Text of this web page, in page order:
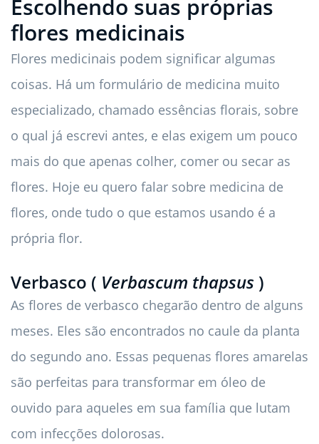
Escolhendo suas próprias
flores medicinais
Flores medicinais podem significar algumas
coisas. Há um formulário de medicina muito
especializado, chamado essências florais, sobre
o qual já escrevi antes, e elas exigem um pouco
mais do que apenas colher, comer ou secar as
flores. Hoje eu quero falar sobre medicina de
flores, onde tudo o que estamos usando é a
própria flor.
Verbasco ( Verbascum thapsus )
As flores de verbasco chegarão dentro de alguns
meses. Eles são encontrados no caule da planta
do segundo ano. Essas pequenas flores amarelas
são perfeitas para transformar em óleo de
ouvido para aqueles em sua família que lutam
com infecções dolorosas.